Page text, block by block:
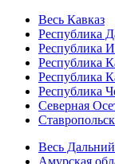
Весь Кавказ
Республика
Республика
Республика
Республика
Республика
Северная
Весь
Амурская